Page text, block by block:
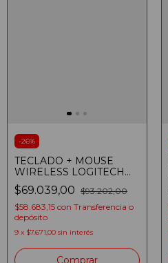
-26%
TECLADO + MOUSE
WIRELESS LOGITECH
MK470 SLIM 009266
$69.039,00 $93.202,00
$58.683,15 con Transferencia o
depósito
9 x $7.671,00 sin interés